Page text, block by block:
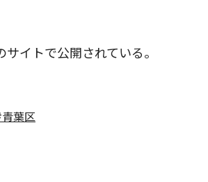
イトで公開されている。
葉区